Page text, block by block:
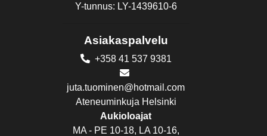
Y-tunnus: LY-1439610-6
Asiakaspalvelu
+358 41 537 9381
juta.tuominen@hotmail.com
Ateneuminkuja Helsinki
Aukioloajat
MA - PE 10-18, LA 10-16,